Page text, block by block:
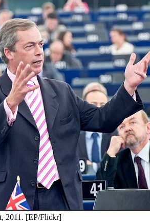
2011. [EP/Flickr]